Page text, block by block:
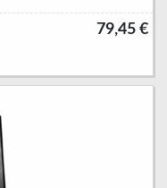
79,45 €